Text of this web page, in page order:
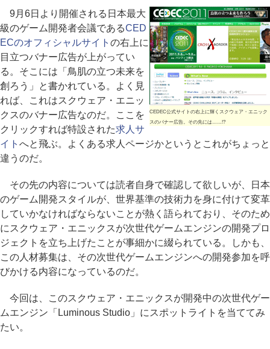
CEDEC公式サイトの右上に輝くスクウェア・エニック
スのバナー広告。その先には……!?
9月6日より開催される日本最大
級のゲーム開発者会議であるCED
ECのオフィシャルサイト の右上に
目立つバナー広告が上がってい
る。そこには「鳥肌の立つ未来を
創ろう」と書かれている。よく見
れば、これはスクウェア・エニッ
クスのバナー広告なのだ。ここを
クリックすれば特設された求人サ
イト へと飛ぶ。よくある求人ページかというとこれがちょっと
違うのだ。
その先の内容については読者自身で確認して欲しいが、日本
のゲーム開発スタイルが、世界基準の技術力を身に付けて変革
していかなければならないことが熱く語られており、そのため
にスクウェア・エニックスが次世代ゲームエンジンの開発プロ
ジェクトを立ち上げたことが事細かに綴られている。しかも、
この人材募集は、その次世代ゲームエンジンへの開発参加を呼
びかける内容になっているのだ。
今回は、このスクウェア・エニックスが開発中の次世代ゲー
ムエンジン「Luminous Studio」にスポットライトを当ててみ
たい。